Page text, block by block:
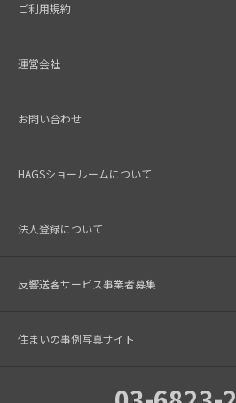
ご利用規約
運営会社
お問い合わせ
HAGSショールームについて
法人登録について
反響送客サービス事業者募集
住まいの事例写真サイト